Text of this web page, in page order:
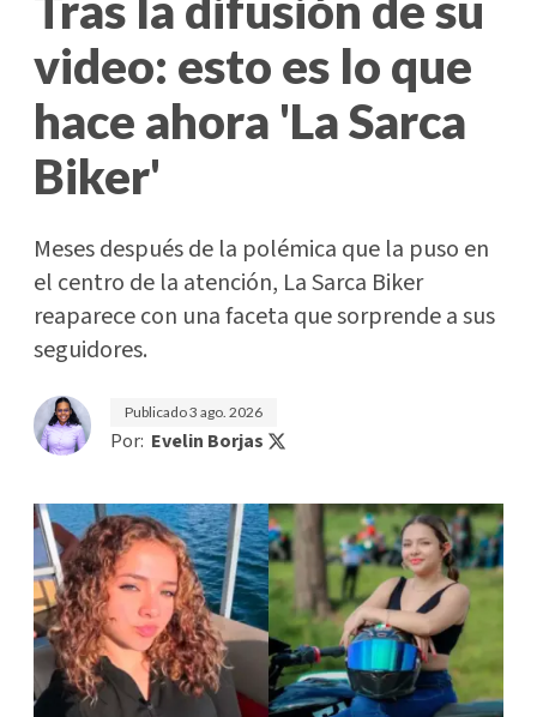
video: esto es lo que
hace ahora 'La Sarca
Biker'
Meses después de la polémica que la puso en
el centro de la atención, La Sarca Biker
reaparece con una faceta que sorprende a sus
seguidores.
Publicado3 ago. 2026
Por: Evelin Borjas